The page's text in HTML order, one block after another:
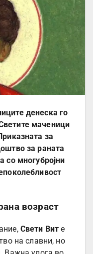
денеска го
маченици
за
за раната
со многубројни
возраст
Свети Вит е
на славни, но